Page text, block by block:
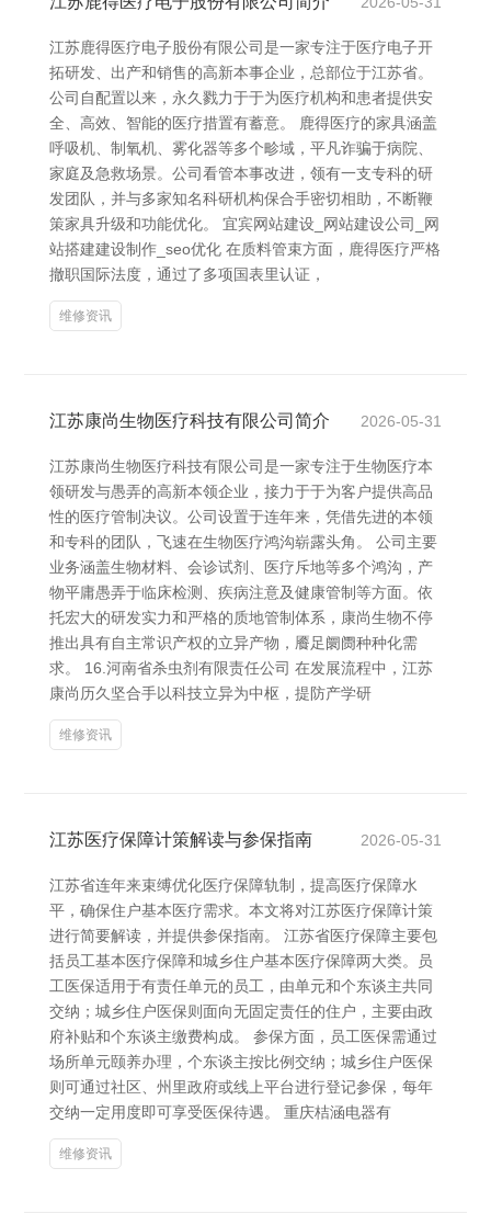
江苏鹿得医疗电子股份有限公司是一家专注于医疗电子开
拓研发、出产和销售的高新本事企业，总部位于江苏省。
公司自配置以来，永久戮力于于为医疗机构和患者提供安
全、高效、智能的医疗措置有蓄意。 鹿得医疗的家具涵盖
呼吸机、制氧机、雾化器等多个畛域，平凡诈骗于病院、
家庭及急救场景。公司看管本事改进，领有一支专科的研
发团队，并与多家知名科研机构保合手密切相助，不断鞭
策家具升级和功能优化。 宜宾网站建设_网站建设公司_网
站搭建建设制作_seo优化 在质料管束方面，鹿得医疗严格
撤职国际法度，通过了多项国表里认证，
维修资讯
江苏康尚生物医疗科技有限公司简介 2026-05-31
江苏康尚生物医疗科技有限公司是一家专注于生物医疗本
领研发与愚弄的高新本领企业，接力于于为客户提供高品
性的医疗管制决议。公司设置于连年来，凭借先进的本领
和专科的团队，飞速在生物医疗鸿沟崭露头角。 公司主要
业务涵盖生物材料、会诊试剂、医疗斥地等多个鸿沟，产
物平庸愚弄于临床检测、疾病注意及健康管制等方面。依
托宏大的研发实力和严格的质地管制体系，康尚生物不停
推出具有自主常识产权的立异产物，餍足阛阓种种化需
求。 16.河南省杀虫剂有限责任公司 在发展流程中，江苏
康尚历久坚合手以科技立异为中枢，提防产学研
维修资讯
江苏医疗保障计策解读与参保指南 2026-05-31
江苏省连年来束缚优化医疗保障轨制，提高医疗保障水
平，确保住户基本医疗需求。本文将对江苏医疗保障计策
进行简要解读，并提供参保指南。 江苏省医疗保障主要包
括员工基本医疗保障和城乡住户基本医疗保障两大类。员
工医保适用于有责任单元的员工，由单元和个东谈主共同
交纳；城乡住户医保则面向无固定责任的住户，主要由政
府补贴和个东谈主缴费构成。 参保方面，员工医保需通过
场所单元颐养办理，个东谈主按比例交纳；城乡住户医保
则可通过社区、州里政府或线上平台进行登记参保，每年
交纳一定用度即可享受医保待遇。 重庆桔涵电器有
维修资讯